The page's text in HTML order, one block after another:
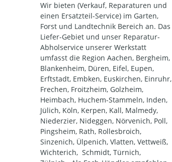
Wir bieten (Verkauf, Reparaturen und
einen Ersatzteil-Service) im Garten,
Forst und Landtechnik Bereich an. Das
Liefer-Gebiet und unser Reparatur-
Abholservice unserer Werkstatt
umfasst die Region Aachen, Bergheim,
Blankenheim, Düren, Eifel, Eupen,
Erftstadt, Embken, Euskirchen, Einruhr,
Frechen, Froitzheim, Golzheim,
Heimbach, Huchem-Stammeln, Inden,
Jülich, Köln, Kerpen, Kall, Malmedy,
Niederzier, Nideggen, Nörvenich, Poll,
Pingsheim, Rath, Rollesbroich,
Sinzenich, Ülpenich, Vlatten, Vettweiß,
Wichterich, Schmidt, Türnich,